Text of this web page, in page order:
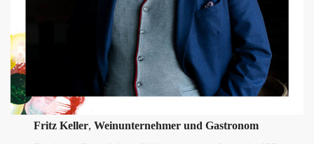
Fritz Keller,Weinunternehmer und Gastronom